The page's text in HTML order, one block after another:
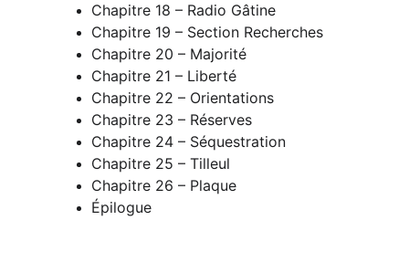
Chapitre 18 – Radio Gâtine
Chapitre 19 – Section Recherches
Chapitre 20 – Majorité
Chapitre 21 – Liberté
Chapitre 22 – Orientations
Chapitre 23 – Réserves
Chapitre 24 – Séquestration
Chapitre 25 – Tilleul
Chapitre 26 – Plaque
Épilogue